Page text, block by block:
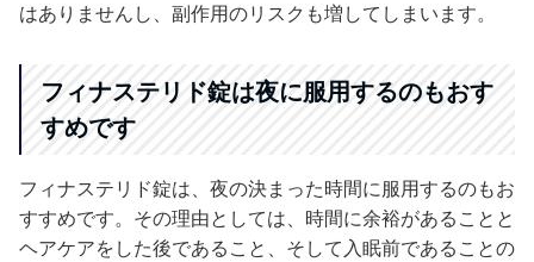
はありませんし、副作用のリスクも増してしまいます。
フィナステリド錠は夜に服用するのもおす
すめです
フィナステリド錠は、夜の決まった時間に服用するのもお
すすめです。その理由としては、時間に余裕があることと
ヘアケアをした後であること、そして入眠前であることの